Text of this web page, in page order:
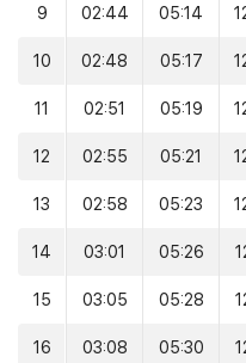
9 02:44 05:14
10 02:48 05:17
11 02:51 05:19
12 02:55 05:21
13 02:58 05:23
14 03:01 05:26
15 03:05 05:28
16 03:08 05:30